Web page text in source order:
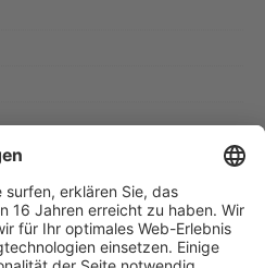
FEINSCHMECKER ITALIEN